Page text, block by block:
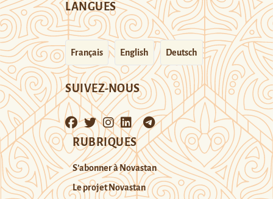
LANGUES
Français English Deutsch
SUIVEZ-NOUS
RUBRIQUES
S’abonner à Novastan
Le projet Novastan